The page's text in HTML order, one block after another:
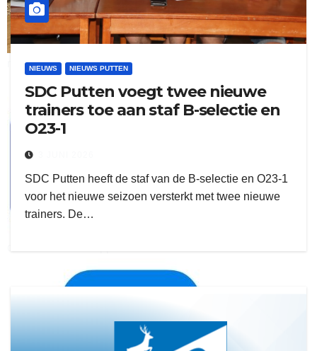
delangekortland
ruitengaparket
NIEUWS NIEUWS PUTTEN
SDC Putten voegt twee nieuwe
trainers toe aan staf B-selectie en
O23-1
SDC Putten heeft de staf van de B-selectie en O23-1
voor het nieuwe seizoen versterkt met twee nieuwe
trainers. De…